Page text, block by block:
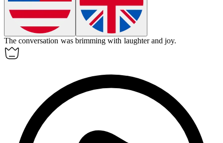
The conversation was brimming with laughter and joy.